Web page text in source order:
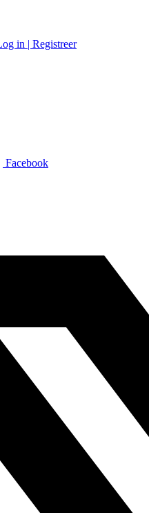
in | Registreer
Facebook